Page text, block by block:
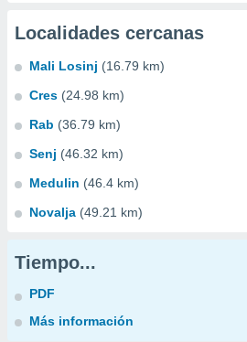
Localidades cercanas
Mali Losinj (16.79 km)
Cres (24.98 km)
Rab (36.79 km)
Senj (46.32 km)
Medulin (46.4 km)
Novalja (49.21 km)
Tiempo...
PDF
Más información